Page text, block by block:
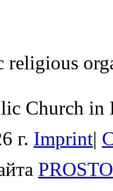
religious
Church in
г. Imprint|